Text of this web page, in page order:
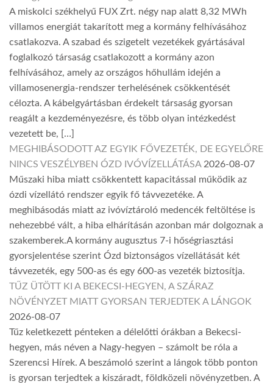
A miskolci székhelyű FUX Zrt. négy nap alatt 8,32 MWh
villamos energiát takarított meg a kormány felhívásához
csatlakozva. A szabad és szigetelt vezetékek gyártásával
foglalkozó társaság csatlakozott a kormány azon
felhívásához, amely az országos hőhullám idején a
villamosenergia-rendszer terhelésének csökkentését
célozta. A kábelgyártásban érdekelt társaság gyorsan
reagált a kezdeményezésre, és több olyan intézkedést
vezetett be, […]
MEGHIBÁSODOTT AZ EGYIK FŐVEZETÉK, DE EGYELŐRE
NINCS VESZÉLYBEN ÓZD IVÓVÍZELLÁTÁSA 2026-08-07
Műszaki hiba miatt csökkentett kapacitással működik az
ózdi vízellátó rendszer egyik fő távvezetéke. A
meghibásodás miatt az ivóvíztároló medencék feltöltése is
nehezebbé vált, a hiba elhárításán azonban már dolgoznak a
szakemberek.A kormány augusztus 7-i hőségriasztási
gyorsjelentése szerint Ózd biztonságos vízellátását két
távvezeték, egy 500-as és egy 600-as vezeték biztosítja.
TŰZ ÜTÖTT KI A BEKECSI-HEGYEN, A SZÁRAZ
NÖVÉNYZET MIATT GYORSAN TERJEDTEK A LÁNGOK
2026-08-07
Tűz keletkezett pénteken a délelőtti órákban a Bekecsi-
hegyen, más néven a Nagy-hegyen – számolt be róla a
Szerencsi Hírek. A beszámoló szerint a lángok több ponton
is gyorsan terjedtek a kiszáradt, földközeli növényzetben. A